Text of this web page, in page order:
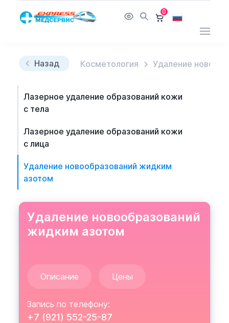
0
Назад Косметология Удаление
Удаление новообразований
жидким азотом
Описание Цены
Запись по телефону:
+7 (921) 552-25-87
Лазерное удаление образований кожи
с тела
Лазерное удаление образований кожи
с лица
Удаление новообразований жидким
азотом